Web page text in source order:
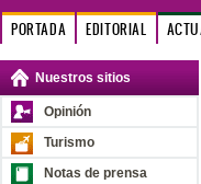
PORTADA EDITORIAL
Nuestros sitios
Opinión
Turismo
Notas de prensa